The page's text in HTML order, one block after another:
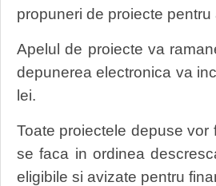
propuneri de proiecte pentru
Apelul de proiecte va
depunerea electronica va
lei.
Toate proiectele depuse
se faca in ordinea
eligibile si avizate pentru